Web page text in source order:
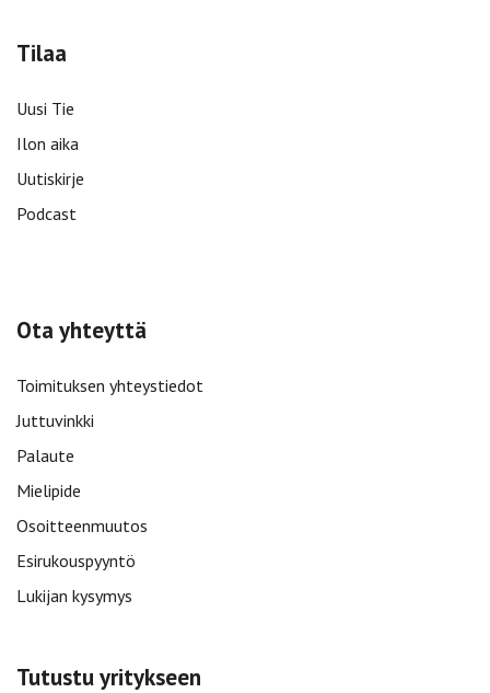
Tilaa
Uusi Tie
Ilon aika
Uutiskirje
Podcast
Ota yhteyttä
Toimituksen yhteystiedot
Juttuvinkki
Palaute
Mielipide
Osoitteenmuutos
Esirukouspyyntö
Lukijan kysymys
Tutustu yritykseen